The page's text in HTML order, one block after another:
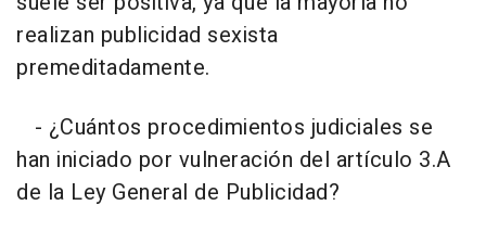
realizan publicidad sexista
premeditadamente.
- ¿Cuántos procedimientos judiciales se
han iniciado por vulneración del artículo 3.A
de la Ley General de Publicidad?